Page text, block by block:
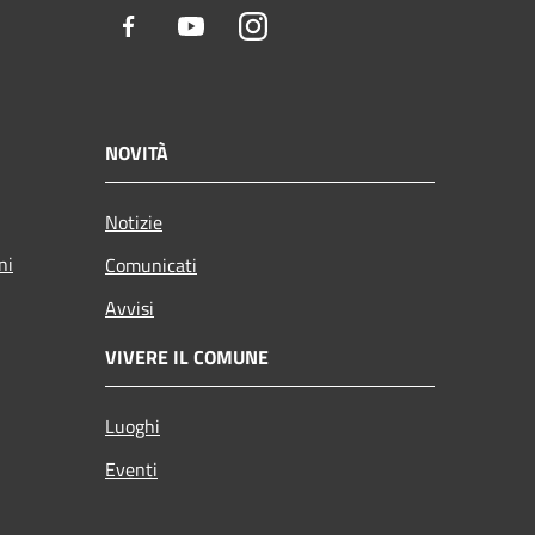
Facebook YoutubeInstagram
NOVITÀ
Notizie
Comunicati
Avvisi
VIVERE IL COMUNE
Luoghi
Eventi